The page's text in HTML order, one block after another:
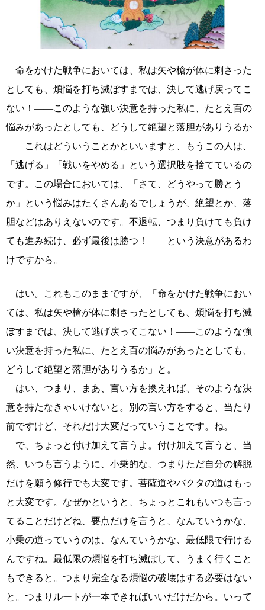
命をかけた戦争においては、私は矢や槍が体に刺さった
としても、煩悩を打ち滅ぼすまでは、決して逃げ戻ってこ
ない！――このような強い決意を持った私に、たとえ百の
悩みがあったとしても、どうして絶望と落胆がありうるか
――これはどういうことかといいますと、もうこの人は、
「逃げる」「戦いをやめる」という選択肢を捨てているの
です。この場合においては、「さて、どうやって勝とう
か」という悩みはたくさんあるでしょうが、絶望とか、落
胆などはありえないのです。不退転、つまり負けても負け
ても進み続け、必ず最後は勝つ！――という決意があるわ
けですから。
はい。これもこのままですが、「命をかけた戦争におい
ては、私は矢や槍が体に刺さったとしても、煩悩を打ち滅
ぼすまでは、決して逃げ戻ってこない！――このような強
い決意を持った私に、たとえ百の悩みがあったとしても、
どうして絶望と落胆がありうるか」と。
はい、つまり、まあ、言い方を換えれば、そのような決
意を持たなきゃいけないと。別の言い方をすると、当たり
前ですけど、それだけ大変だっていうことです。ね。
で、ちょっと付け加えて言うよ。付け加えて言うと、当
然、いつも言うように、小乗的な、つまりただ自分の解脱
だけを願う修行でも大変です。菩薩道やバクタの道はもっ
と大変です。なぜかというと、ちょっとこれもいつも言っ
てることだけどね、要点だけを言うと、なんていうかな、
小乗の道っていうのは、なんていうかな、最低限で行ける
んですね。最低限の煩悩を打ち滅ぼして、うまく行くこと
もできると。つまり完全なる煩悩の破壊はする必要はない
と。つまりルートが一本できればいいだけだから。いって